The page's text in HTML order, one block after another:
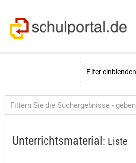
Filter einblenden
Unterrichtsmaterial : Liste